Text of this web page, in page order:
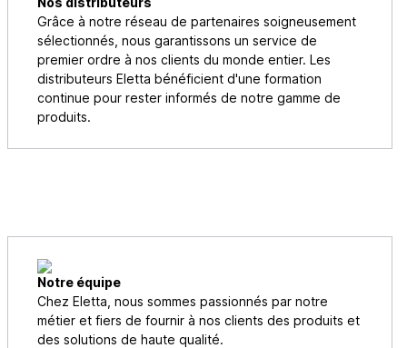
Grâce à notre réseau de partenaires soigneusement
sélectionnés, nous garantissons un service de
premier ordre à nos clients du monde entier. Les
distributeurs Eletta bénéficient d'une formation
continue pour rester informés de notre gamme de
produits.
Notre équipe
Chez Eletta, nous sommes passionnés par notre
métier et fiers de fournir à nos clients des produits et
des solutions de haute qualité.